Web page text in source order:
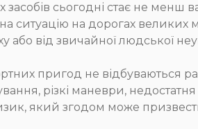
засобів сьогодні стає не
ситуацію на дорогах великих
або від звичайної людської
пригод не відбуваються
різкі маневри,
який згодом може